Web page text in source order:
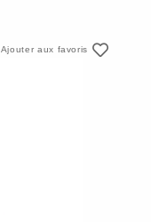
Ajouter aux favoris